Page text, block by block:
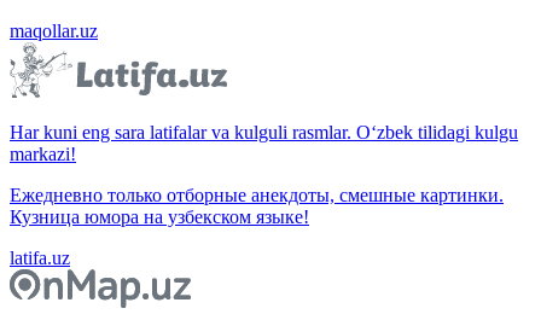
maqollar.uz
Har kuni eng sara latifalar va kulguli rasmlar. O‘zbek tilidagi kulgu
markazi!
Ежедневно только отборные анекдоты, смешные картинки.
Кузница юмора на узбекском языке!
latifa.uz